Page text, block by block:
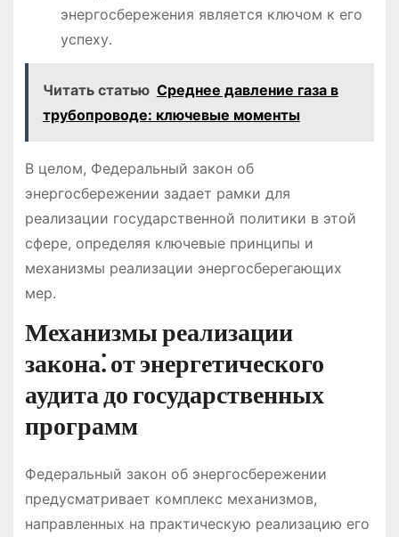
энергосбережения является ключом к его
успеху․
Читать статью Среднее давление газа в
трубопроводе: ключевые моменты
В целом, Федеральный закон об
энергосбережении задает рамки для
реализации государственной политики в этой
сфере, определяя ключевые принципы и
механизмы реализации энергосберегающих
мер․
Механизмы реализации
закона⁚ от энергетического
аудита до государственных
программ
Федеральный закон об энергосбережении
предусматривает комплекс механизмов,
направленных на практическую реализацию его